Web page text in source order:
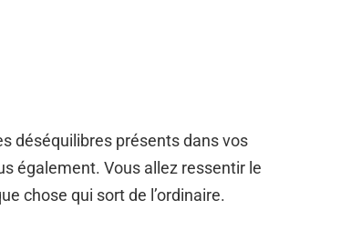
déséquilibres présents dans vos
également. Vous allez ressentir le
chose qui sort de l’ordinaire.